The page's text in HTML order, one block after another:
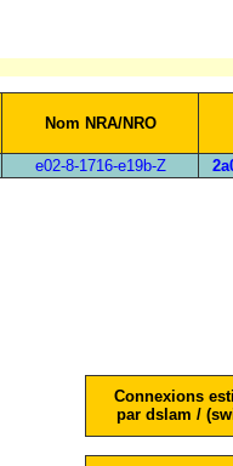
Nom NRA/NRO
e02-8-1716-e19b-Z
Connexions
par dslam /